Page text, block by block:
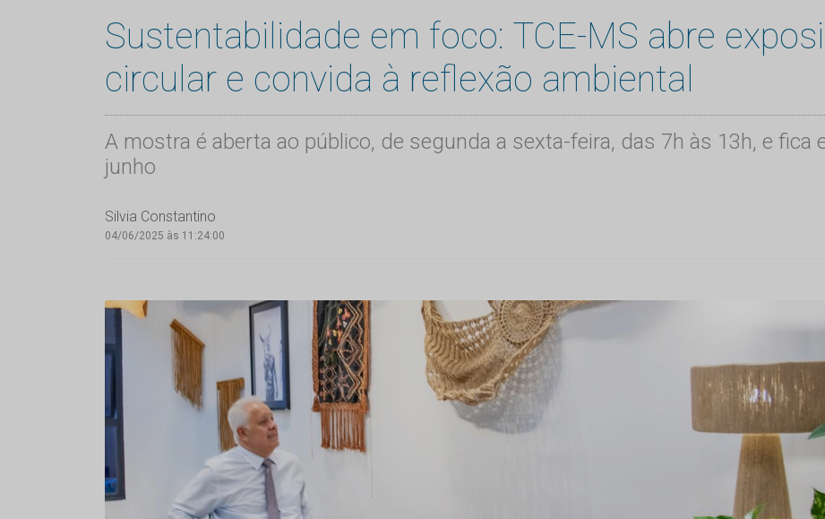
Sustentabilidade em foco: TCE-MS abre
circular e convida à reflexão ambiental
A mostra é aberta ao público, de segunda a sexta-feira, das 7h às 13h, e fica
junho
Silvia Constantino
04/06/2025 às 11:24:00